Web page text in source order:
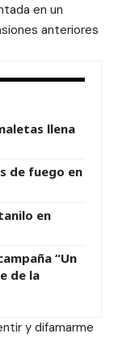
en un
anteriores
llena
de fuego en
en
“Un
de la
y difamarme